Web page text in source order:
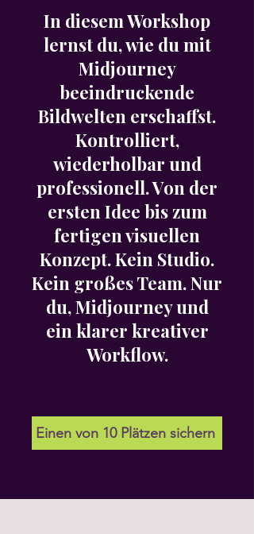
In diesem Workshop
lernst du, wie du mit
Midjourney
beeindruckende
Bildwelten erschaffst.
Kontrolliert,
wiederholbar und
professionell. Von der
ersten Idee bis zum
fertigen visuellen
Konzept. Kein Studio.
Kein großes Team. Nur
du, Midjourney und
ein klarer kreativer
Workflow.
Einen von 10 Plätzen sichern